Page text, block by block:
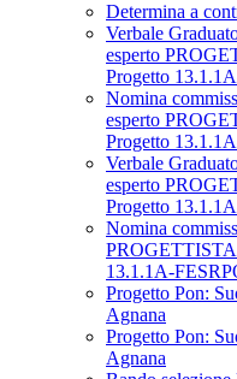
Determina a
Verbale
esperto
Progetto
Nomina
esperto
Progetto
Verbale
esperto
Progetto
Nomina
13.1.1A-
Progetto Pon:
Agnana
Progetto Pon:
Agnana